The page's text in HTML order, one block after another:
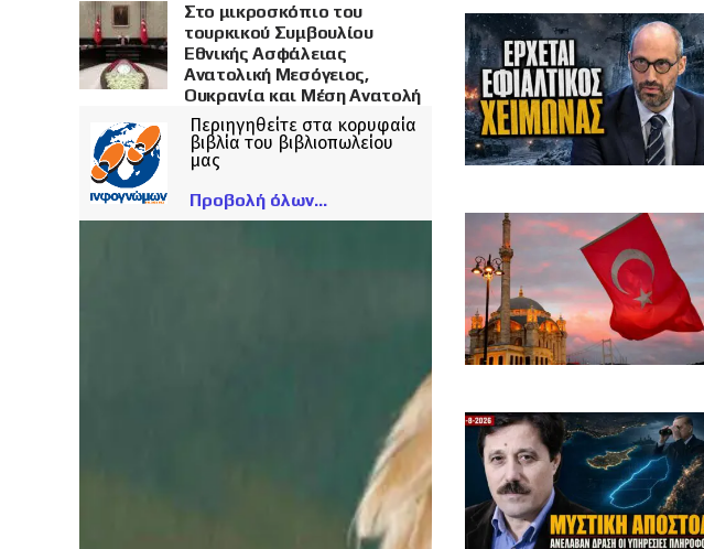
Στο μικροσκόπιο του
τουρκικού Συμβουλίου
Εθνικής Ασφάλειας
Ανατολική Μεσόγειος,
Ουκρανία και Μέση Ανατολή
Περιηγηθείτε στα κορυφαία
βιβλία του βιβλιοπωλείου
μας
Προβολή όλων